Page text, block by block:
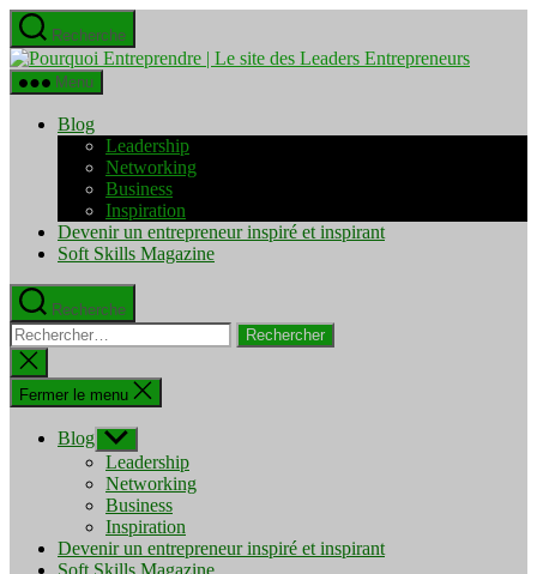
Aller
au
contenu
Recherche
Pourquoi
Menu
Blog
Leadership
Networking
Business
Inspiration
Devenir un entrepreneur inspiré et inspirant
Soft Skills Magazine
Recherche
Rechercher :
Fermer
la
recherche
Fermer le menu
Blog Afficher
le
sous-
menu
Leadership
Networking
Business
Inspiration
Devenir un entrepreneur inspiré et inspirant
Soft Skills Magazine